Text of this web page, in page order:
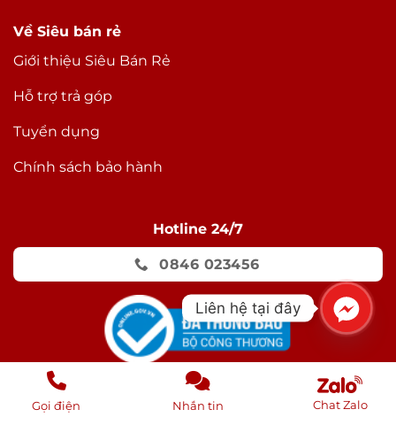
Về Siêu bán rẻ
Giới thiệu Siêu Bán Rẻ
Hỗ trợ trả góp
Tuyển dụng
Chính sách bảo hành
Hotline 24/7
0846 023456
Phương thức thanh toán
Gọi điện Nhắn tin Chat Zalo
Liên hệ tại đây